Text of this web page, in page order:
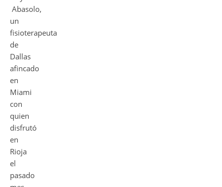
Abasolo,
un
fisioterapeuta
de
Dallas
afincado
en
Miami
con
quien
disfrutó
en
Rioja
el
pasado